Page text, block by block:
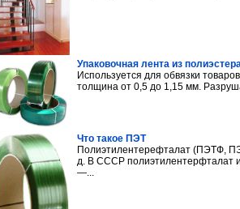
Упаковочная лента из
Используется для обвязки
толщина от 0,5 до 1,15 мм.
Что такое ПЭТ
Полиэтилентерефталат (ПЭТФ,
д. В СССР полиэтилентерфталат и
—...